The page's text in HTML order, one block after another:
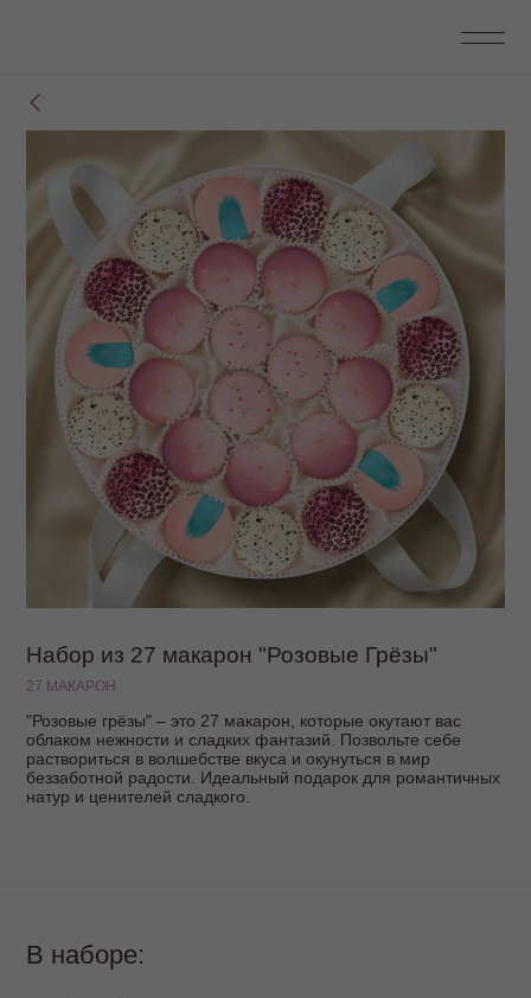
Набор из 27 макарон "Розовые Грёзы"
27 МАКАРОН
"Розовые грёзы" – это 27 макарон, которые окутают вас
облаком нежности и сладких фантазий. Позвольте себе
раствориться в волшебстве вкуса и окунуться в мир
беззаботной радости. Идеальный подарок для романтичных
натур и ценителей сладкого.
В наборе: